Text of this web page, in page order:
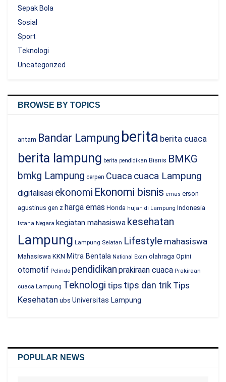
Sepak Bola
Sosial
Sport
Teknologi
Uncategorized
BROWSE BY TOPICS
antam Bandar Lampung berita berita cuaca
berita lampung berita pendidikan Bisnis BMKG
bmkg Lampung cerpen Cuaca cuaca Lampung
digitalisasi ekonomi Ekonomi bisnis emas erson
agustinus gen z harga emas Honda hujan di Lampung Indonesia
Istana Negara kegiatan mahasiswa kesehatan
Lampung Lampung Selatan Lifestyle mahasiswa
Mahasiswa KKN Mitra Bentala National Exam olahraga Opini
otomotif Pelindo pendidikan prakiraan cuaca Prakiraan
cuaca Lampung Teknologi tips tips dan trik Tips
Kesehatan ubs Universitas Lampung
POPULAR NEWS